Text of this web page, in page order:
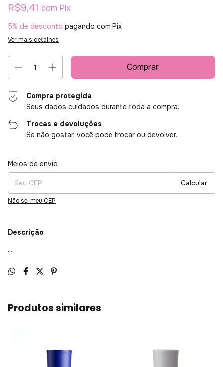
R$9,41 com Pix
5% de desconto pagando com Pix
Ver mais detalhes
Compra protegida
Seus dados cuidados durante toda a compra.
Trocas e devoluções
Se não gostar, você pode trocar ou devolver.
Entregas para o CEP:
Meios de envio
Calcular
Não sei meu CEP
Descrição
...
Produtos similares